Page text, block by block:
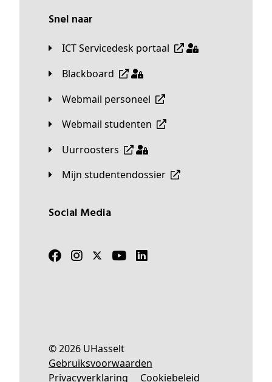
Snel naar
ICT Servicedesk portaal
Blackboard
Webmail personeel
Webmail studenten
Uurroosters
Mijn studentendossier
Social Media
© 2026 UHasselt
Gebruiksvoorwaarden
Privacyverklaring
Cookiebeleid